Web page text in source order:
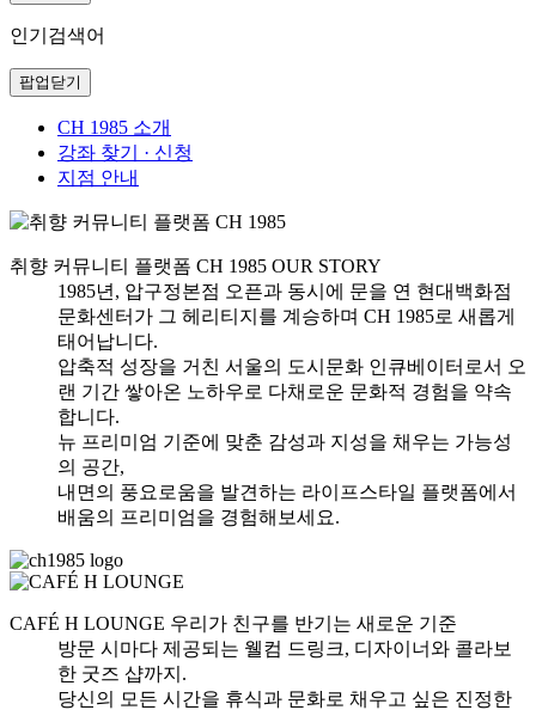
인기검색어
팝업닫기
CH 1985 소개
강좌 찾기 · 신청
지점 안내
취향 커뮤니티 플랫폼 CH 1985 OUR STORY
1985년, 압구정본점 오픈과 동시에 문을 연 현대백화점
문화센터가 그 헤리티지를 계승하며 CH 1985로 새롭게
태어납니다.
압축적 성장을 거친 서울의 도시문화 인큐베이터로서 오
랜 기간 쌓아온 노하우로 다채로운 문화적 경험을 약속
합니다.
뉴 프리미엄 기준에 맞춘 감성과 지성을 채우는 가능성
의 공간,
내면의 풍요로움을 발견하는 라이프스타일 플랫폼에서
배움의 프리미엄을 경험해보세요.
CAFÉ H LOUNGE 우리가 친구를 반기는 새로운 기준
방문 시마다 제공되는 웰컴 드링크, 디자이너와 콜라보
한 굿즈 샵까지.
당신의 모든 시간을 휴식과 문화로 채우고 싶은 진정한